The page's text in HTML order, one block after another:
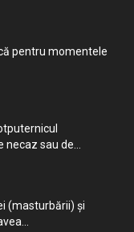
pentru momentele
necaz sau de...
(masturbării) şi